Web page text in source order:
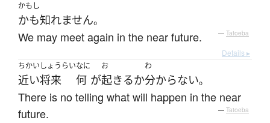
かもし
かも知れません。
We may meet again in the near future. — Tatoeba
Details ▸
ちかいしょうらい
近い将来
なに
何 が
お
起きるか
わ
分からない。
There is no telling what will happen in the near
future.
— Tatoeba